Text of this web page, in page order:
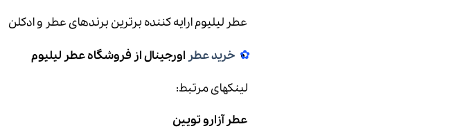
عطر لیلیومارایه کننده برترین برندهای عطر و ادکلن
خرید عطر اورجینال از فروشگاه عطر لیلیوم
لینکهای مرتبط:
عطر آزارو تویین